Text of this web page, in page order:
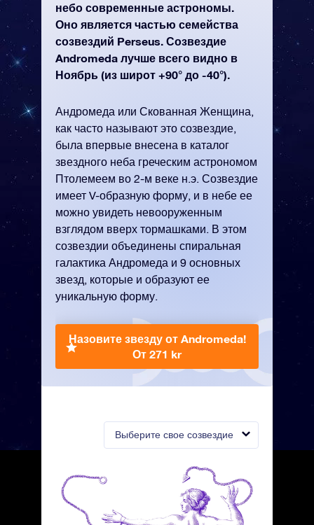
Выберите свое созвездие
небо современные астрономы.
Оно является частью семейства
созвездий Perseus. Созвездие
Andromeda лучше всего видно в
Ноябрь (из широт +90° до -40°).
Андромеда или Скованная Женщина,
как часто называют это созвездие,
была впервые внесена в каталог
звездного неба греческим астрономом
Птолемеем во 2-м веке н.э. Созвездие
имеет V-образную форму, и в небе ее
можно увидеть невооруженным
взглядом вверх тормашками. В этом
созвездии объединены спиральная
галактика Андромеда и 9 основных
звезд, которые и образуют ее
уникальную форму.
Назовите звезду от Andromeda!
От 271 kr